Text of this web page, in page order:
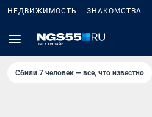
НЕДВИЖИМОСТЬ ЗНАКОМСТВА
Сбили 7 человек — все, что известно